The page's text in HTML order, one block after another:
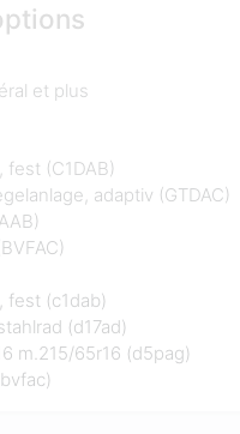
et plus
(C1DAB)
adaptiv (GTDAC)
fest (c1dab)
(d17ad)
m.215/65r16 (d5pag)